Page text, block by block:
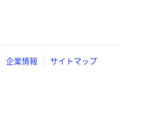
企業情報 サイトマップ